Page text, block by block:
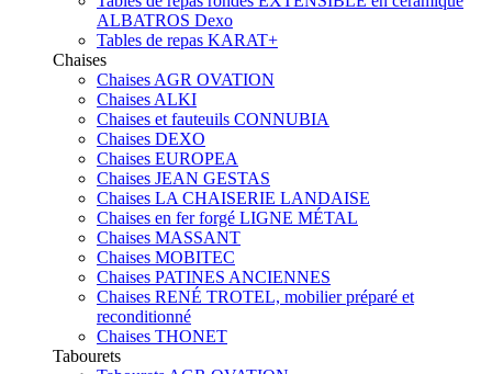
ALBATROS Dexo
Tables de repas KARAT+
Chaises
Chaises AGR OVATION
Chaises ALKI
Chaises et fauteuils CONNUBIA
Chaises DEXO
Chaises EUROPEA
Chaises JEAN GESTAS
Chaises LA CHAISERIE LANDAISE
Chaises en fer forgé LIGNE MÉTAL
Chaises MASSANT
Chaises MOBITEC
Chaises PATINES ANCIENNES
Chaises RENÉ TROTEL, mobilier préparé et
reconditionné
Chaises THONET
Tabourets